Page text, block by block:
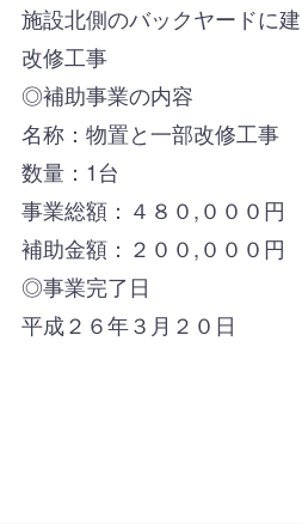
施設北側のバックヤードに
改修工事
◎補助事業の内容
名称：物置と一部改修工事
数量：1台
事業総額：４８０,０００円
補助金額：２００,０００円
◎事業完了日
平成２６年３月２０日